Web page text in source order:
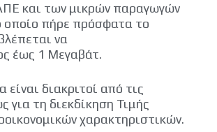
και των μικρών παραγωγών
οποίο πήρε πρόσφατα το
να
έως 1 Μεγαβάτ.
διακριτοί από τις
για τη διεκδίκηση Τιμής
χαρακτηριστικών.